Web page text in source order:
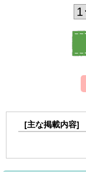
[主な掲載内容]